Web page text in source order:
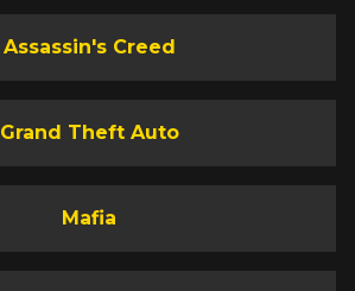
Assassin's Creed
Grand Theft Auto
Mafia